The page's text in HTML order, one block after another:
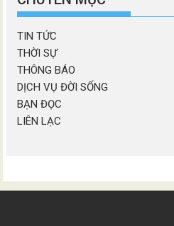
TIN TỨC
THỜI SỰ
THÔNG BÁO
DỊCH VỤ ĐỜI SỐNG
BẠN ĐỌC
LIÊN LẠC